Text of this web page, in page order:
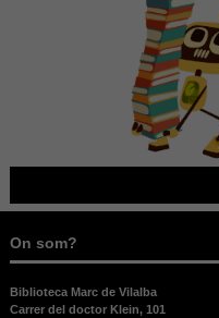
On som?
Biblioteca Marc de Vilalba
Carrer del doctor Klein, 101